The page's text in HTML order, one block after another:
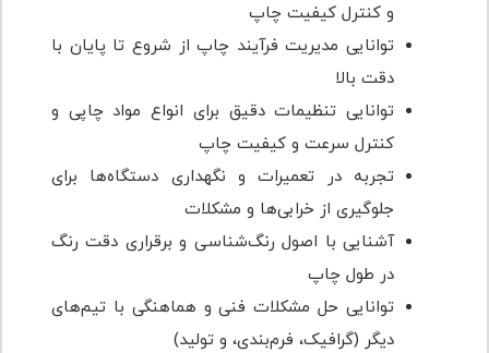
و کنترل کیفیت چاپ
توانایی مدیریت فرآیند چاپ از شروع تا پایان با
دقت بالا
توانایی تنظیمات دقیق برای انواع مواد چاپی و
کنترل سرعت و کیفیت چاپ
تجربه در تعمیرات و نگهداری دستگاه‌ها برای
جلوگیری از خرابی‌ها و مشکلات
آشنایی با اصول رنگ‌شناسی و برقراری دقت رنگ
در طول چاپ
توانایی حل مشکلات فنی و هماهنگی با تیم‌های
دیگر (گرافیک، فرم‌بندی، و تولید)